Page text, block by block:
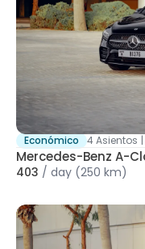
Económico 4 Asientos |
Mercedes-Benz A-
403 / day (250 km)